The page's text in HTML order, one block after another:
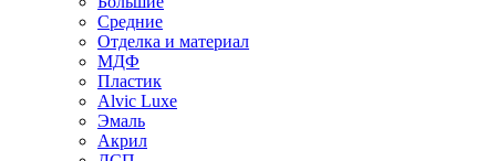
Средние
Отделка и материал
МДФ
Пластик
Alvic Luxe
Эмаль
Акрил